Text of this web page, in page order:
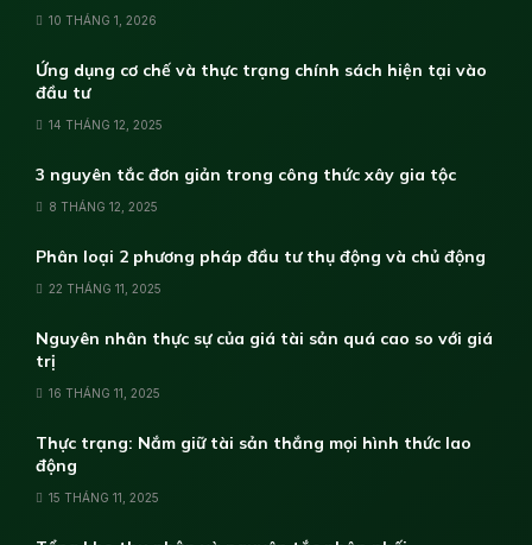
10 THÁNG 1, 2026
Ứng dụng cơ chế và thực trạng chính sách hiện tại vào
đầu tư
14 THÁNG 12, 2025
3 nguyên tắc đơn giản trong công thức xây gia tộc
8 THÁNG 12, 2025
Phân loại 2 phương pháp đầu tư thụ động và chủ động
22 THÁNG 11, 2025
Nguyên nhân thực sự của giá tài sản quá cao so với giá
trị
16 THÁNG 11, 2025
Thực trạng: Nắm giữ tài sản thắng mọi hình thức lao
động
15 THÁNG 11, 2025